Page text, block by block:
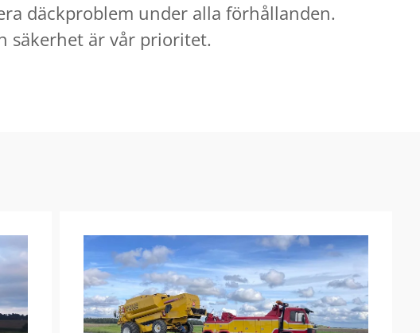
däckproblem under alla förhållanden.
säkerhet är vår prioritet.